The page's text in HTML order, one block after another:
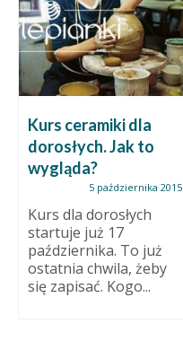
Kurs ceramiki dla
dorosłych. Jak to
wygląda?
5 października 2015
Kurs dla dorosłych
startuje już 17
października. To już
ostatnia chwila, żeby
się zapisać. Kogo...